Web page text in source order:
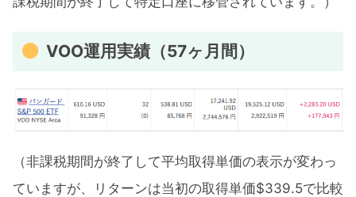
VOO運用実績（57ヶ月間）
（非課税期間が終了して平均取得単価の表示が変わっ
ていますが、リターンは当初の取得単価$339.5で比較